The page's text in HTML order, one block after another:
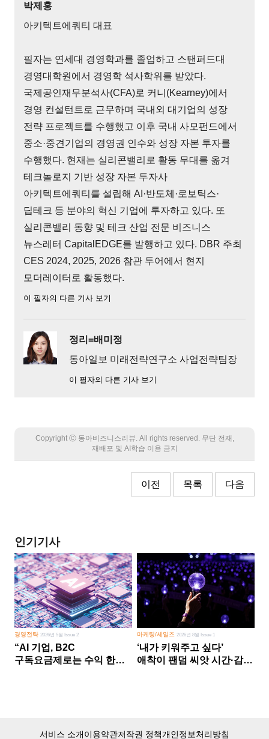
박제홍
아키텍트에쿼티 대표
필자는 연세대 경영학과를 졸업하고 스탠퍼드대
경영대학원에서 경영학 석사학위를 받았다.
국제공인재무분석사(CFA)로 커니(Kearney)에서
경영 컨설턴트로 근무하며 국내외 대기업의 성장
전략 프로젝트를 수행했고 이후 국내 사모펀드에서
중소·중견기업의 경영권 인수와 성장 자본 투자를
수행했다. 현재는 실리콘밸리로 활동 무대를 옮겨
테크놀로지 기반 성장 자본 투자사
아키텍트에쿼티를 설립해 AI·반도체·로보틱스·
딥테크 등 분야의 혁신 기업에 투자하고 있다. 또
실리콘밸리 동향 및 테크 산업 전문 비즈니스
뉴스레터 CapitalEDGE를 발행하고 있다. DBR 주최
CES 2024, 2025, 2026 참관 투어에서 현지
모더레이터로 활동했다.
이 필자의 다른 기사 보기
정리=배미정
동아일보 미래전략연구소 사업전략팀장
이 필자의 다른 기사 보기
Copyright Ⓒ 동아비즈니스리뷰. All rights reserved. 무단 전재,
재배포 및 AI학습 이용 금지
이전 목록 다음
인기기사
경영전략 2026년 5월 Issue 2
“AI 기업, B2C
구독요금제로는 수익 한계
마케팅/세일즈 2026년 8월 Issue 1
‘내가 키워주고 싶다’
애착이 팬덤 씨앗 시간·감정
서비스 소개이용약관저작권 정책개인정보처리방침